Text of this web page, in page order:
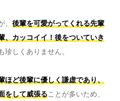
後輩を可愛がってくれる先輩
、カッコイイ！後をついていき
珍しくありません。
ほど後輩に優しく謙虚であり、
をして威張ることが多いため、